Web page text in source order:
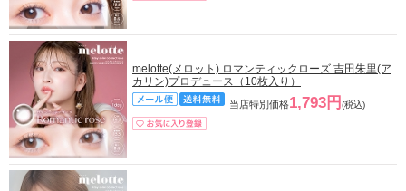
melotte(メロット) ロマンティックローズ 吉田朱里(ア
カリン)プロデュース（10枚入り）
当店特別価格1,793円 (税込)